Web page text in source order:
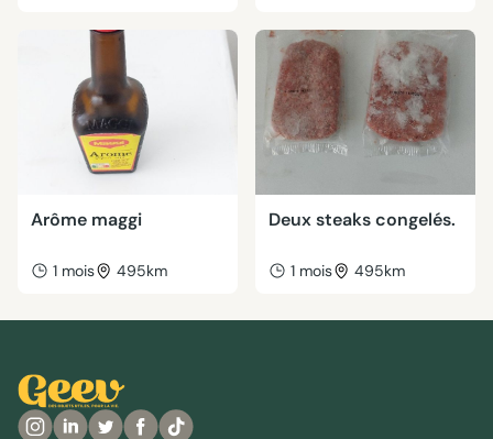
Arôme maggi
1 mois 495km
Deux steaks congelés.
1 mois 495km